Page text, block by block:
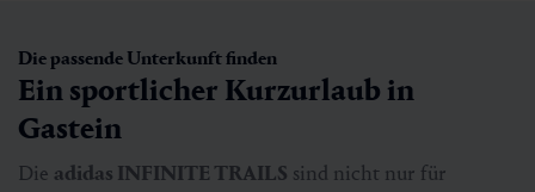
Die passende Unterkunft finden
Ein sportlicher Kurzurlaub in
Gastein
Die adidas INFINITE TRAILS sind nicht nur für